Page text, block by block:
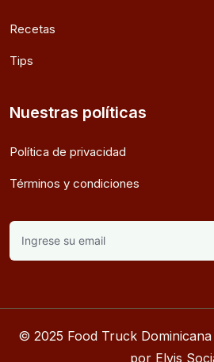
Recetas
Tips
Nuestras políticas
Política de privacidad
Términos y condiciones
© 2025 Food Truck
por Elvis